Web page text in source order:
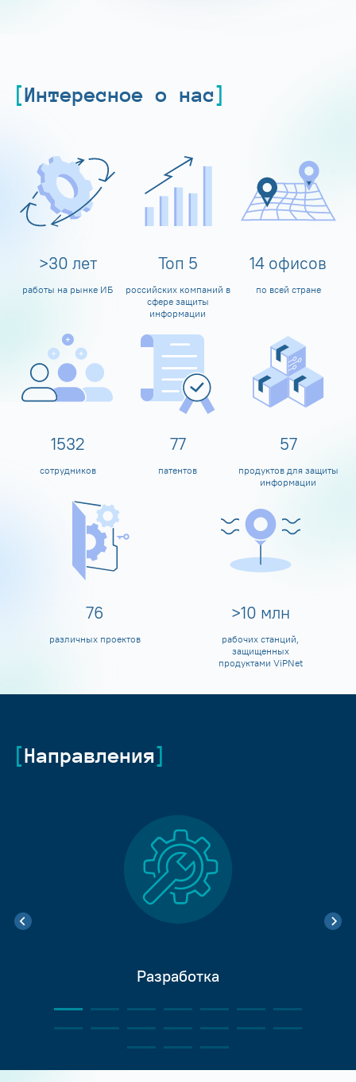
Интересное о нас
>30 лет
работы на рынке ИБ
Топ 5
российских компаний в
сфере защиты
информации
14 офисов
по всей стране
1600
сотрудников
80
патентов
60
продуктов для защиты
информации
80
различных проектов
>10 млн
рабочих станций,
защищенных
продуктами ViPNet
Направления
Разработка